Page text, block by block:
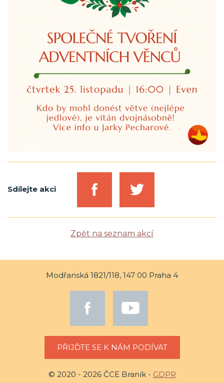
Sdílejte akci
Zpět na seznam akcí
Modřanská 1821/118, 147 00 Praha 4
PŘIJĎTE SE K NÁM PODÍVAT
© 2020 - 2026 ČCE Braník - GDPR